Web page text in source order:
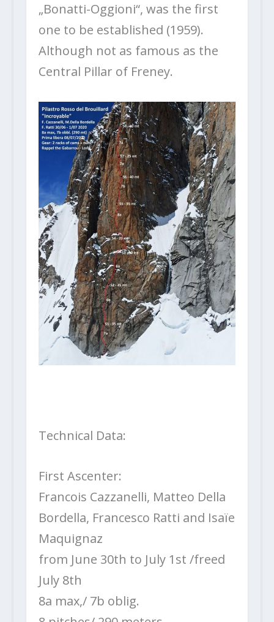
„Bonatti-Oggioni“, was the first
one to be established (1959).
Although not as famous as the
Central Pillar of Freney.
Technical Data:
First Ascenter:
Francois Cazzanelli, Matteo Della
Bordella, Francesco Ratti and Isaïe
Maquignaz
from June 30th to July 1st /freed
July 8th
8a max,/ 7b oblig.